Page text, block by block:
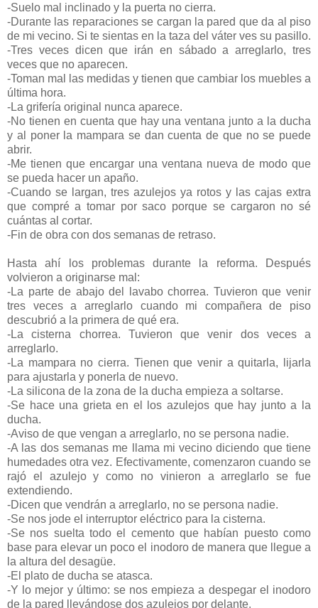
-Suelo mal inclinado y la puerta no cierra.
-Durante las reparaciones se cargan la pared que da al piso
de mi vecino. Si te sientas en la taza del váter ves su pasillo.
-Tres veces dicen que irán en sábado a arreglarlo, tres
veces que no aparecen.
-Toman mal las medidas y tienen que cambiar los muebles a
última hora.
-La grifería original nunca aparece.
-No tienen en cuenta que hay una ventana junto a la ducha
y al poner la mampara se dan cuenta de que no se puede
abrir.
-Me tienen que encargar una ventana nueva de modo que
se pueda hacer un apaño.
-Cuando se largan, tres azulejos ya rotos y las cajas extra
que compré a tomar por saco porque se cargaron no sé
cuántas al cortar.
-Fin de obra con dos semanas de retraso.
Hasta ahí los problemas durante la reforma. Después
volvieron a originarse mal:
-La parte de abajo del lavabo chorrea. Tuvieron que venir
tres veces a arreglarlo cuando mi compañera de piso
descubrió a la primera de qué era.
-La cisterna chorrea. Tuvieron que venir dos veces a
arreglarlo.
-La mampara no cierra. Tienen que venir a quitarla, lijarla
para ajustarla y ponerla de nuevo.
-La silicona de la zona de la ducha empieza a soltarse.
-Se hace una grieta en el los azulejos que hay junto a la
ducha.
-Aviso de que vengan a arreglarlo, no se persona nadie.
-A las dos semanas me llama mi vecino diciendo que tiene
humedades otra vez. Efectivamente, comenzaron cuando se
rajó el azulejo y como no vinieron a arreglarlo se fue
extendiendo.
-Dicen que vendrán a arreglarlo, no se persona nadie.
-Se nos jode el interruptor eléctrico para la cisterna.
-Se nos suelta todo el cemento que habían puesto como
base para elevar un poco el inodoro de manera que llegue a
la altura del desagüe.
-El plato de ducha se atasca.
-Y lo mejor y último: se nos empieza a despegar el inodoro
de la pared llevándose dos azulejos por delante.